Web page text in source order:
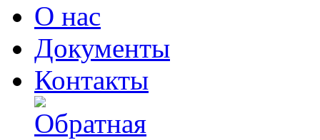
О нас
Документы
Контакты